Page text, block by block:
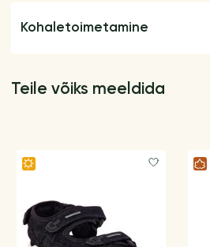
Kohaletoimetamine
Teile võiks meeldida